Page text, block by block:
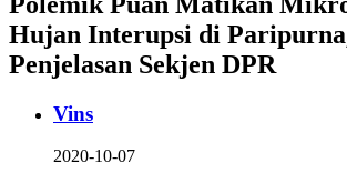
Hujan Interupsi di
Penjelasan Sekjen DPR
Vins
2020-10-07